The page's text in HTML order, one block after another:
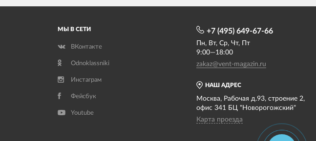
МЫ В СЕТИ
ВКонтакте
Odnoklassniki
Инстаграм
Фейсбук
Youtube
НАШ АДРЕС
Москва, Рабочая д.93, строение 2,
офис 341 БЦ "Новорогожский"
Карта проезда
+7 (495) 649-67-66
Пн, Вт, Ср, Чт, Пт
9:00—18:00
zakaz@vent-magazin.ru